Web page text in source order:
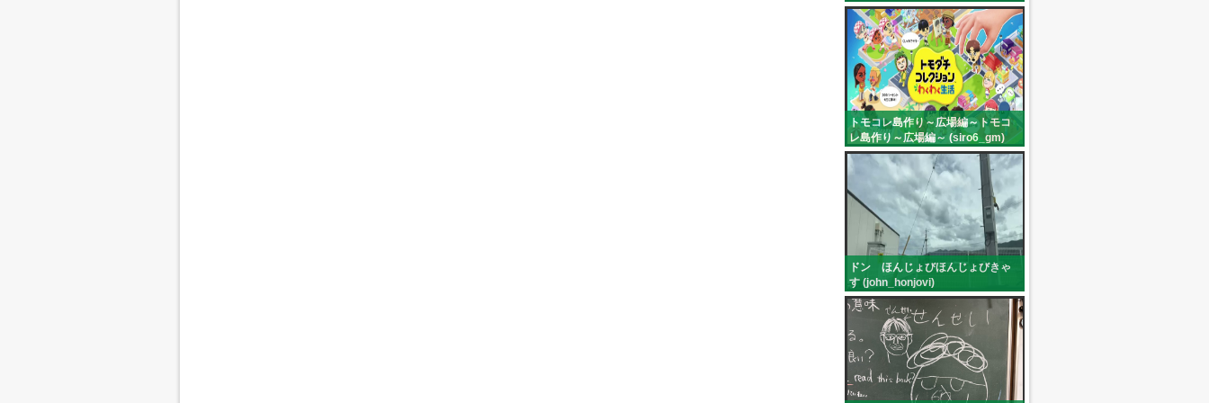
トモコレ島作り～広場編～トモコ
レ島作り～広場編～ (siro6_gm)
ドン ほんじょびほんじょびきゃ
す (john_honjovi)